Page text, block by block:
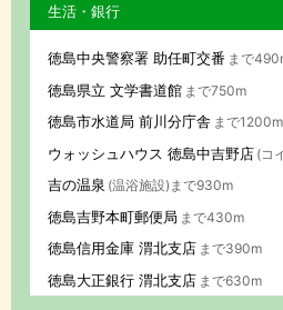
生活・銀行
徳島中央警察署 助任町交番 まで
徳島県立 文学書道館 まで750m
徳島市水道局 前川分庁舎 まで1200m
ウォッシュハウス 徳島中吉野店 (コ
吉の温泉 (温浴施設)まで930m
徳島吉野本町郵便局 まで430m
徳島信用金庫 渭北支店 まで390m
徳島大正銀行 渭北支店 まで630m